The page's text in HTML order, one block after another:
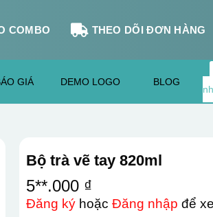
COMBO THEO DÕI ĐƠN HÀNG
GIÁ DEMO LOGO BLOG
Bộ trà vẽ tay 820ml
5**.000 ₫
Đăng kýhoặc Đăng nhập để